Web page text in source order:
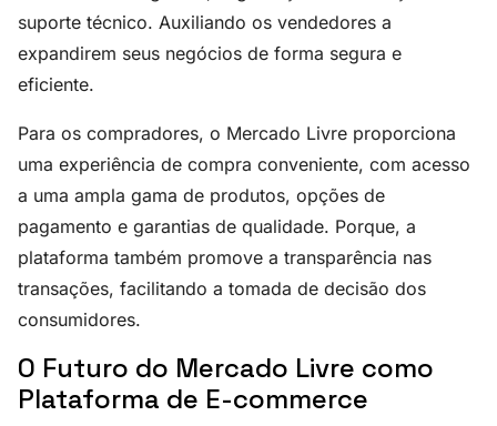
suporte técnico. Auxiliando os vendedores a
expandirem seus negócios de forma segura e
eficiente.
Para os compradores, o Mercado Livre proporciona
uma experiência de compra conveniente, com acesso
a uma ampla gama de produtos, opções de
pagamento e garantias de qualidade. Porque, a
plataforma também promove a transparência nas
transações, facilitando a tomada de decisão dos
consumidores.
O Futuro do Mercado Livre como
Plataforma de E-commerce